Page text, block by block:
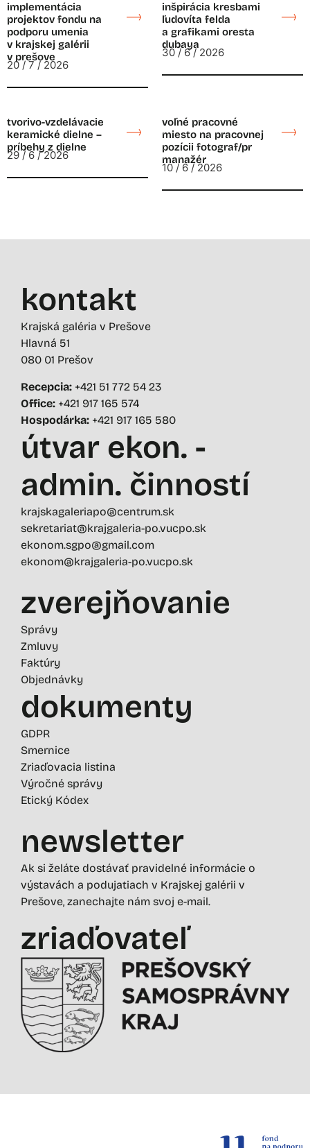
implementácia
projektov fondu na
podporu umenia
v krajskej galérii
v prešove
20 / 7 / 2026
inšpirácia kresbami
ľudovíta felda
a grafikami oresta
dubaya
30 / 6 / 2026
tvorivo-vzdelávacie
keramické dielne –
príbehy z dielne
29 / 6 / 2026
voľné pracovné
miesto na pracovnej
pozícii fotograf/pr
manažér
10 / 6 / 2026
kontakt
Krajská galéria v Prešove
Hlavná 51
080 01 Prešov
Recepcia: +421 51 772 54 23
Office: +421 917 165 574
Hospodárka: +421 917 165 580
útvar ekon. -
admin. činností
krajskagaleriapo@centrum.sk
sekretariat@krajgaleria-po.vucpo.sk
ekonom.sgpo@gmail.com
ekonom@krajgaleria-po.vucpo.sk
zverejňovanie
Správy
Zmluvy
Faktúry
Objednávky
dokumenty
GDPR
Smernice
Zriaďovacia listina
Výročné správy
Etický Kódex
newsletter
Ak si želáte dostávať pravidelné informácie o
výstavách a podujatiach v Krajskej galérii v
Prešove, zanechajte nám svoj e-mail.
zriaďovateľ